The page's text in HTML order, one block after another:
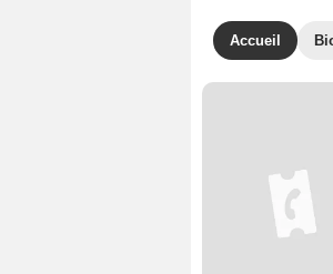
Accueil